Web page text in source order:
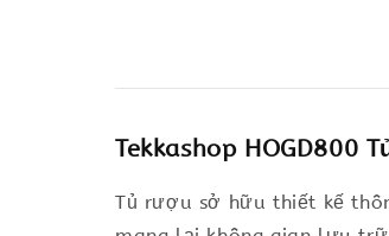
Tekkashop HOGD800
Tủ rượu sở hữu thiết kế